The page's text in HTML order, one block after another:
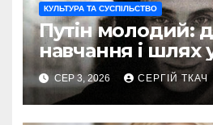
КУЛЬТУРА ТА СУСПІЛЬСТВО
Путін молодий:
навчання і шлях
СЕР 3, 2026 СЕРГІЙ ТКАЧ